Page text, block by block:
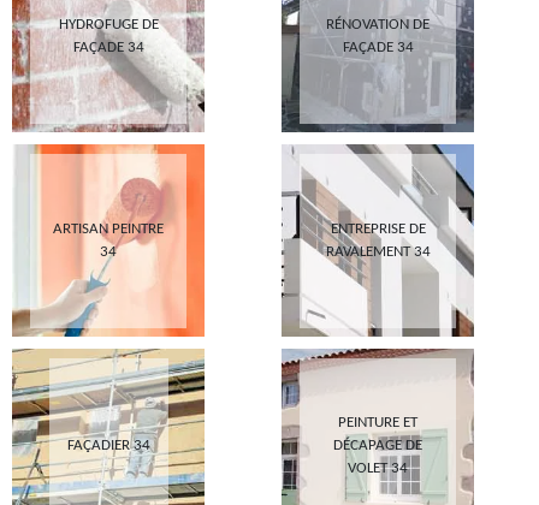
HYDROFUGE DE
FAÇADE 34
RÉNOVATION DE
FAÇADE 34
ARTISAN PEINTRE
34
ENTREPRISE DE
RAVALEMENT 34
FAÇADIER 34
PEINTURE ET
DÉCAPAGE DE
VOLET 34